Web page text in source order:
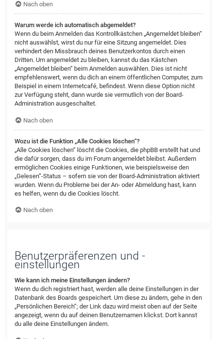
Nach oben
Warum werde ich automatisch abgemeldet?
Wenn du beim Anmelden das Kontrollkästchen „Angemeldet bleiben“
nicht auswählst, wirst du nur für eine Sitzung angemeldet. Dies
verhindert den Missbrauch deines Benutzerkontos durch einen
Dritten. Um angemeldet zu bleiben, kannst du das Kästchen
„Angemeldet bleiben“ beim Anmelden auswählen. Dies ist nicht
empfehlenswert, wenn du dich an einem öffentlichen Computer, zum
Beispiel in einem Internetcafé, befindest. Wenn diese Option nicht
zur Verfügung steht, dann wurde sie vermutlich von der Board-
Administration ausgeschaltet.
Nach oben
Wozu ist die Funktion „Alle Cookies löschen“?
„Alle Cookies löschen“ löscht die Cookies, die phpBB erstellt hat und
die dafür sorgen, dass du im Forum angemeldet bleibst. Außerdem
ermöglichen Cookies einige Funktionen, wie beispielsweise den
„Gelesen“-Status – sofern sie von der Board-Administration aktiviert
wurden. Wenn du Probleme bei der An- oder Abmeldung hast, kann
es helfen, wenn du die Cookies löscht.
Nach oben
Benutzerpräferenzen und -
einstellungen
Wie kann ich meine Einstellungen ändern?
Wenn du dich registriert hast, werden alle deine Einstellungen in der
Datenbank des Boards gespeichert. Um diese zu ändern, gehe in den
„Persönlichen Bereich“; der Link dazu wird meist oben auf der Seite
angezeigt, wenn du auf deinen Benutzernamen klickst. Dort kannst
du alle deine Einstellungen ändern.